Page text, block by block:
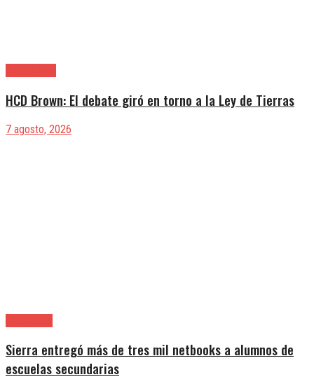
HCD Brown: El debate giró en torno a la Ley de Tierras
7 agosto, 2026
Sierra entregó más de tres mil netbooks a alumnos de
escuelas secundarias